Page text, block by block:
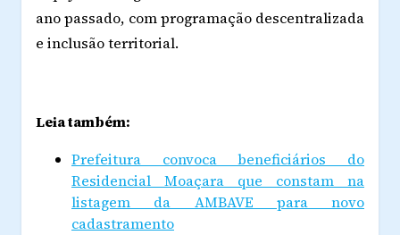
ano passado, com programação descentralizada
e inclusão territorial.
Leia também:
Prefeitura convoca beneficiários do
Residencial Moaçara que constam na
listagem da AMBAVE para novo
cadastramento